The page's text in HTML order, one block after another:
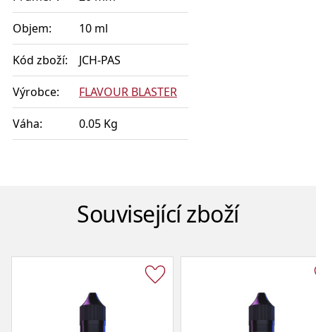
Objem: 10 ml
Kód zboží: JCH-PAS
Výrobce: FLAVOUR BLASTER
Váha: 0.05 Kg
Související zboží